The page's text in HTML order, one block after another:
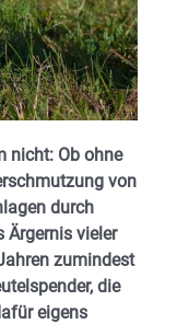
nicht: Ob ohne
von
durch
Ärgernis vieler
zumindest
die
eigens